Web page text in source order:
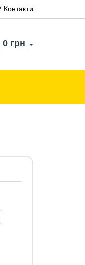
Контакти
0 грн